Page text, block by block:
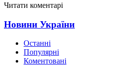
Читати коментарі
Новини України
Останні
Популярні
Коментовані